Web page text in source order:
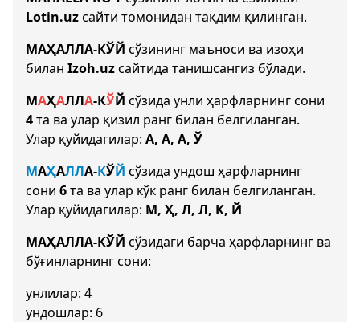
Lotin.uzсайти томонидан тақдим қилинган.
МАҲАЛЛА-КЎЙ сўзининг маъноси ва изоҳи
билан Izoh.uzсайтида танишсангиз бўлади.
МАҲАЛЛА-КЎЙ сўзида унли ҳарфларнинг сони
4та ва улар қизил ранг билан белгиланган.
Улар қуйидагилар: А, А, А, Ў
МАҲАЛЛА-КЎЙ сўзида ундош ҳарфларнинг
сони 6та ва улар кўк ранг билан белгиланган.
Улар қуйидагилар: М, Ҳ, Л, Л, К, Й
МАҲАЛЛА-КЎЙ сўзидаги барча ҳарфларнинг ва
бўғинларнинг сони:
унлилар: 4
ундошлар: 6